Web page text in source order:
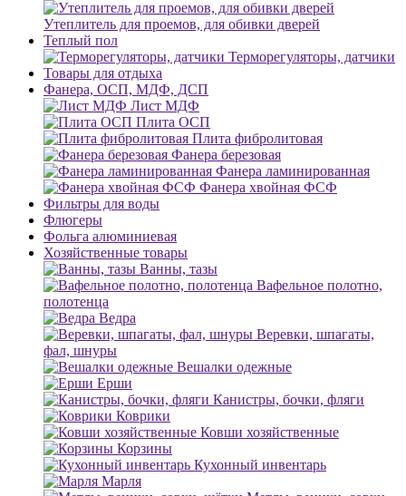
Утеплитель для проемов, для обивки дверей
Теплый пол
Терморегуляторы, датчики
Товары для отдыха
Фанера, ОСП, МДФ, ДСП
Лист МДФ
Плита ОСП
Плита фибролитовая
Фанера березовая
Фанера ламинированная
Фанера хвойная ФСФ
Фильтры для воды
Флюгеры
Фольга алюминиевая
Хозяйственные товары
Ванны, тазы
Вафельное полотно,
полотенца
Ведра
Веревки, шпагаты,
фал, шнуры
Вешалки одежные
Ерши
Канистры, бочки, фляги
Коврики
Ковши хозяйственные
Корзины
Кухонный инвентарь
Марля